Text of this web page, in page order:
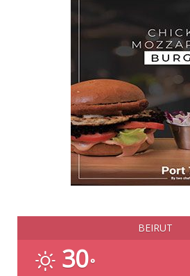
BEIRUT
30°